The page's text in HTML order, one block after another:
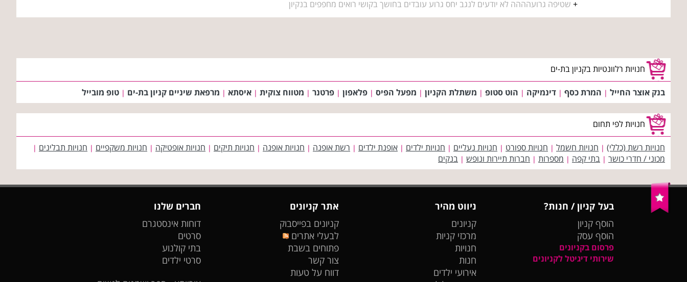
+ שטיפה גרועהההה לא יודעים לנגב יחס גרוע עובדים בחושך בקושי רואים מחפפים בנקיון
חנויות רלוונטיות בקניון בת-ים
בנק אוצר החייל | המרת כסף | דינמיקה | הוט סטופ | משתלת הקניון | מפעל הפיס | פלאפון | פרטנר | מטווח צוקית | איסתא | מרפאת שיניים קניון בת-ים | טופ מובייל
חנויות לפי תחום
חנויות רשת (כללי) | חנויות חשמל | חנויות ספורט | חנויות נעליים | חנויות ילדים | אופנת ילדים | רשת אופנה | חנויות אופנה | חנויות תיקים | חנויות אופטיקה | חנויות משקפיים | חנויות תבלינים |
מכוני / חדרי כושר | בתי קפה | מספרות | חברות תיירות ונופש | בנקים
בעל קניון / חנות?
הוסף קניון
הוסף עסק
פרסום בקניונים
שירותי דיגיטל לקניונים
ניווט מהיר
קניונים
מרכזי קניות
חנויות
חנות
אירועי ילדים
אתר קניונים
קניונים בפייסבוק
לבעלי אתרים
פתוחים בשבת
צור קשר
דווח על טעות
חברים שלנו
דוחות אינסטגרם
סרטים
בתי קולנוע
סרטי ילדים